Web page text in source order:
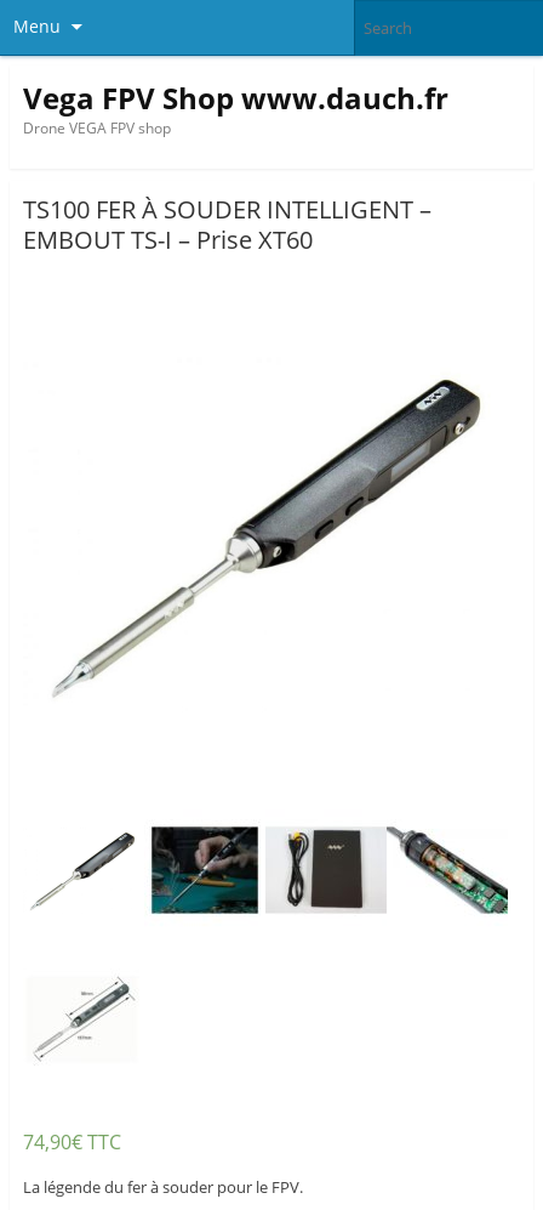
Menu
Vega FPV Shop www.dauch.fr
Drone VEGA FPV shop
TS100 FER À SOUDER INTELLIGENT –
EMBOUT TS-I – Prise XT60
74,90€TTC
La légende du fer à souder pour le FPV.